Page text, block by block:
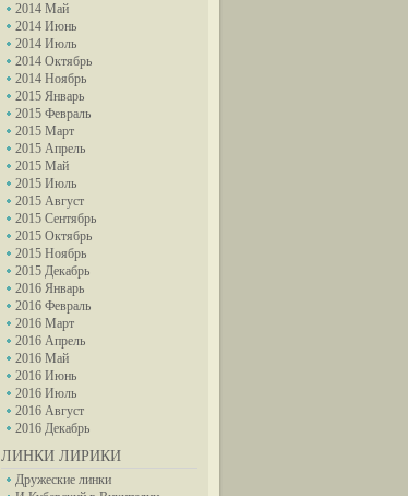
2014 Май
2014 Июнь
2014 Июль
2014 Октябрь
2014 Ноябрь
2015 Январь
2015 Февраль
2015 Март
2015 Апрель
2015 Май
2015 Июль
2015 Август
2015 Сентябрь
2015 Октябрь
2015 Ноябрь
2015 Декабрь
2016 Январь
2016 Февраль
2016 Март
2016 Апрель
2016 Май
2016 Июнь
2016 Июль
2016 Август
2016 Декабрь
ЛИНКИ ЛИРИКИ
Дружеские линки